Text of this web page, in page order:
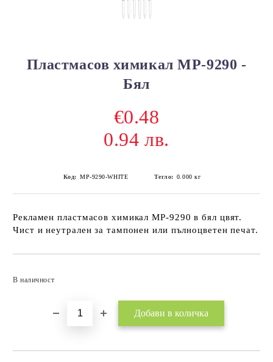
Пластмасов химикал MP-9290 -
Бял
€0.48
0.94 лв.
Код: MP-9290-WHITE Тегло: 0.000 кг
Рекламен пластмасов химикал MP-9290 в бял цвят.
Чист и неутрален за тампонен или пълноцветен печат.
В наличност